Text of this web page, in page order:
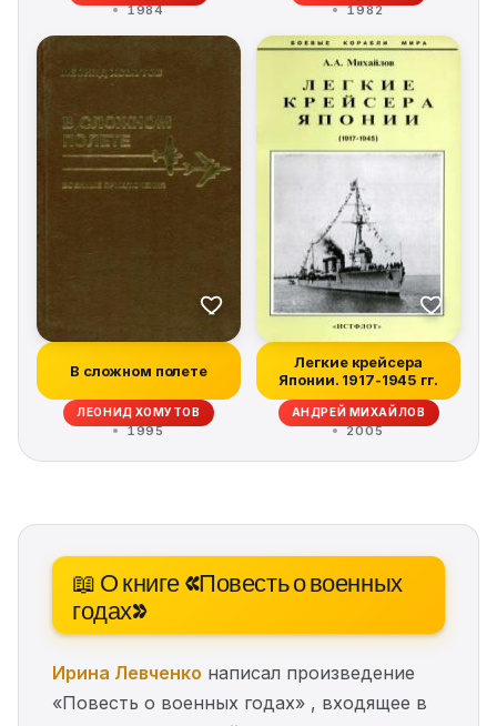
1984 1982
В сложном полете
ЛЕОНИД ХОМУТОВ
1995
Легкие крейсера
Японии. 1917-1945 гг.
АНДРЕЙ МИХАЙЛОВ
2005
📖 О книге «Повесть о военных
годах»
Ирина Левченко написал произведение
«Повесть о военных годах» , входящее в